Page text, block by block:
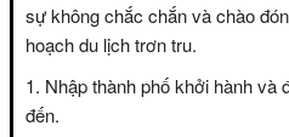
sự không chắc chắn và chào
hoạch du lịch trơn tru.
Nhập thành phố khởi hành và
đến.